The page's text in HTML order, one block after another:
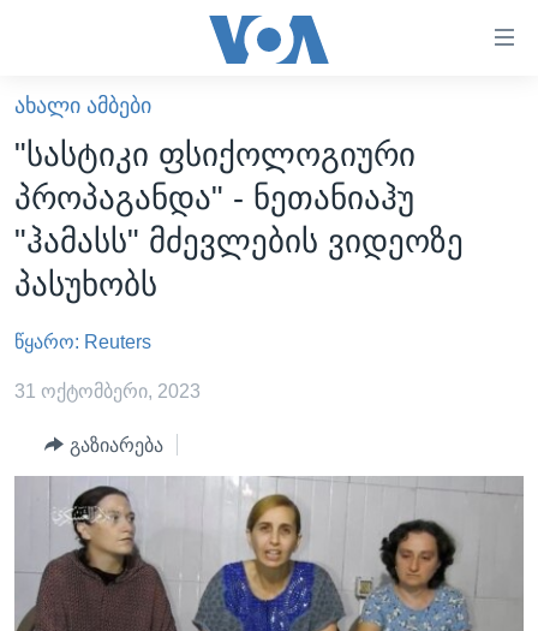
ხელმისაწვდომობისთვის
გადადით
მთავარზე
გადადით
მთავარ
ნავიგაციაზე
გადადით
ძიებაზე
ᲐᲮᲐᲚᲘ ᲐᲛᲑᲔᲑᲘ
ᲡᲐᲥᲐᲠᲗᲕᲔᲚᲝ
ᲐᲨᲨ
ᲐᲨᲨ-ᲘᲡ ᲐᲠᲩᲔᲕᲜᲔᲑᲘ 2024
ᲛᲡᲝᲤᲚᲘᲝ
ᲕᲘᲓᲔᲝᲔᲑᲘ
ᲒᲐᲓᲐᲪᲔᲛᲔᲑᲘ
ᲕᲐᲨᲘᲜᲒᲢᲝᲜᲘ ᲓᲦᲔᲡ
ᲮᲔᲓᲕᲐ ᲕᲐᲨᲘᲜᲒᲢᲝᲜᲘᲓᲐᲜ
ᲡᲢᲣᲓᲘᲐ ᲕᲐᲨᲘᲜᲒᲢᲝᲜᲘ
ᲡᲮᲕᲐ ᲡᲘᲐᲮᲚᲔᲔᲑᲘ
ᲞᲝᲚᲘᲢᲘᲙᲐ
ᲔᲙᲝᲜᲝᲛᲘᲙᲐ
ᲯᲐᲜᲛᲠᲗᲔᲚᲝᲑᲐ
ᲠᲣᲡᲔᲗᲘᲡ ᲨᲔᲭᲠᲐ ᲣᲙᲠᲐᲘᲜᲐᲨᲘ
Learning English
ᲐᲮᲐᲚᲘ ᲐᲛᲑᲔᲑᲘ
"სასტიკი ფსიქოლოგიური
პროპაგანდა" - ნეთანიაჰუ
"ჰამასს" მძევლების ვიდეოზე
პასუხობს
წყარო: Reuters
31 ოქტომბერი, 2023
გაზიარება